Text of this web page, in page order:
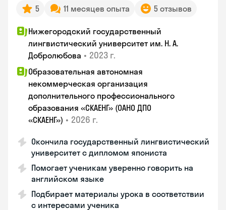
5 11 месяцев опыта 5 отзывов
Нижегородский государственный
лингвистический университет им. Н. А.
Добролюбова • 2023 г.
Образовательная автономная
некоммерческая организация
дополнительного профессионального
образования «СКАЕНГ» (ОАНО ДПО
«СКАЕНГ») • 2026 г.
Окончила государственный лингвистический
университет с дипломом япониста
Помогает ученикам уверенно говорить на
английском языке
Подбирает материалы урока в соответствии
с интересами ученика